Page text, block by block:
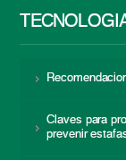
Claves para
prevenir